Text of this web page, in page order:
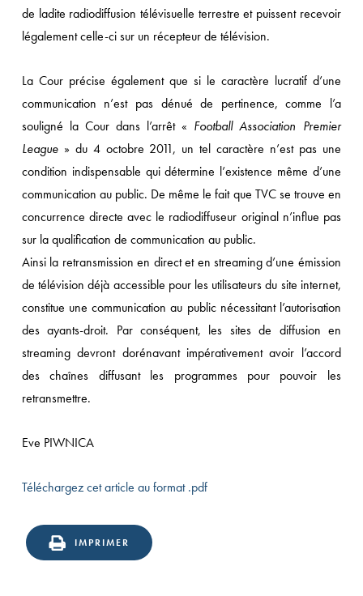
de ladite radiodiffusion télévisuelle terrestre et puissent recevoir
légalement celle-ci sur un récepteur de télévision.
La Cour précise également que si le caractère lucratif d’une
communication n’est pas dénué de pertinence, comme l’a
souligné la Cour dans l’arrêt « Football Association Premier
League» du 4 octobre 2011, un tel caractère n’est pas une
condition indispensable qui détermine l’existence même d’une
communication au public. De même le fait que TVC se trouve en
concurrence directe avec le radiodiffuseur original n’influe pas
sur la qualification de communication au public.
Ainsi la retransmission en direct et en streaming d’une émission
de télévision déjà accessible pour les utilisateurs du site internet,
constitue une communication au public nécessitant l’autorisation
des ayants-droit. Par conséquent, les sites de diffusion en
streaming devront dorénavant impérativement avoir l’accord
des chaînes diffusant les programmes pour pouvoir les
retransmettre.
Eve PIWNICA
Téléchargez cet article au format .pdf
IMPRIMER